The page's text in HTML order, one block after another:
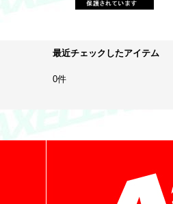
最近チェックしたアイテム
0件